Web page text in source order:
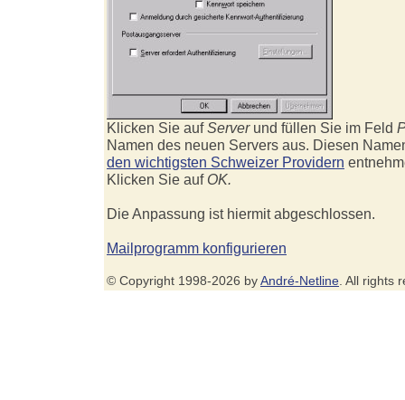
Klicken Sie aufServerund füllen Sie im Feld
Namen des neuen Servers aus. Diesen
den wichtigsten Schweizer Providern
Klicken Sie auf OK.
Die Anpassung ist hiermit abgeschlossen.
Mailprogramm konfigurieren
© Copyright 1998-2026 by André-Netline. All rights